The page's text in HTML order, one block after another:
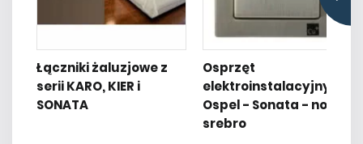
Łączniki żaluzjowe z
serii KARO, KIER i
SONATA
Osprzęt
elektroinstalacyjny
Ospel - Sonata - nowe
srebro